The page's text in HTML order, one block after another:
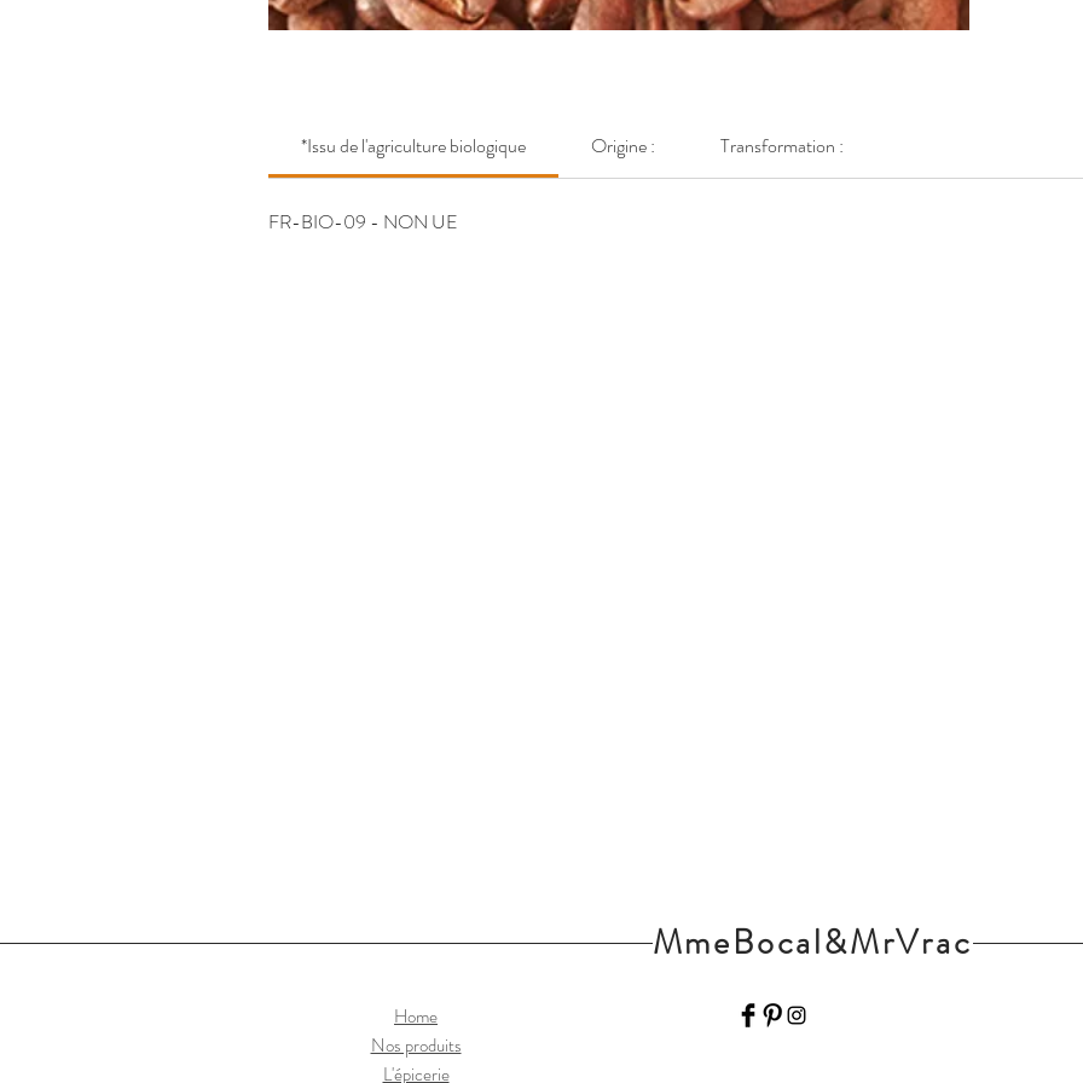
*Issu de l'agriculture biologique Origine : Transformation :
FR-BIO-09 - NON UE
MmeBocal&MrVrac
Home
Nos produits
L'épicerie